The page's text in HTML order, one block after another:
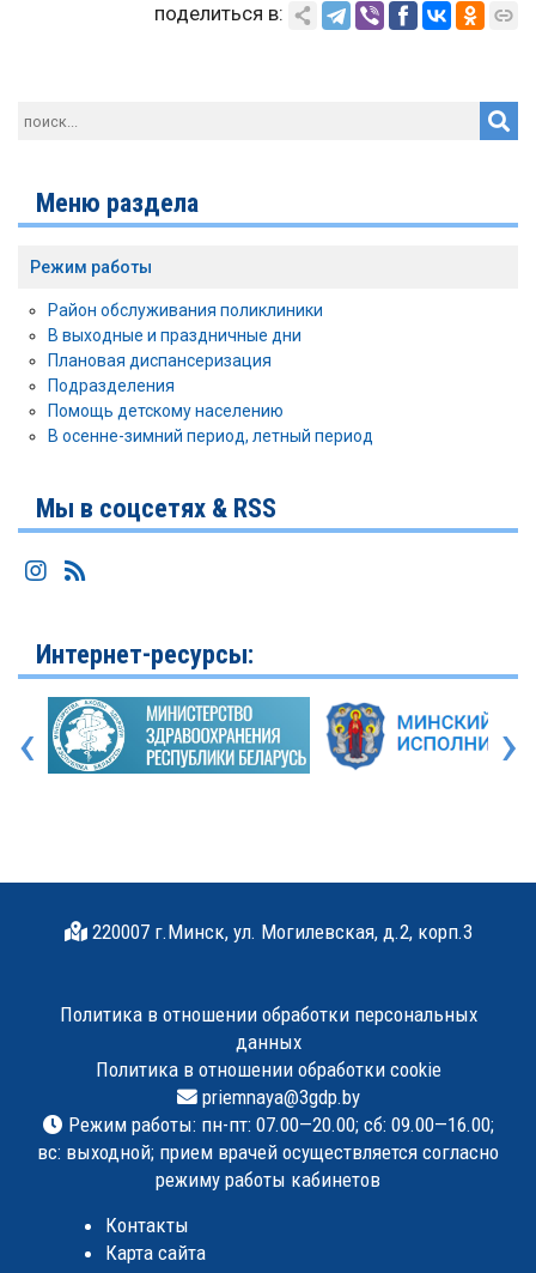
поделиться в:
Меню раздела
Режим работы
Район обслуживания поликлиники
В выходные и праздничные дни
Плановая диспансеризация
Подразделения
Помощь детскому населению
В осенне-зимний период, летный период
Мы в соцсетях & RSS
Интернет-ресурсы:
‹ ›
220007 г.Минск, ул. Могилевская, д.2, корп.3
Политика в отношении обработки персональных
данных
Политика в отношении обработки cookie
priemnaya@3gdp.by
Режим работы: пн-пт: 07.00—20.00; сб: 09.00—16.00;
вс: выходной; прием врачей осуществляется согласно
режиму работы кабинетов
Контакты
Карта сайта